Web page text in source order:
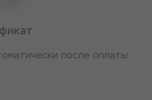
после оплаты